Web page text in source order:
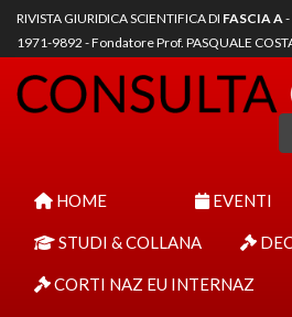
RIVISTA GIURIDICA SCIENTIFICA DI FASCIA A-
1971-9892 - Fondatore Prof. PASQUALE
HOME EVENTI
STUDI & COLLANA
CORTI NAZ EU INTERNAZ